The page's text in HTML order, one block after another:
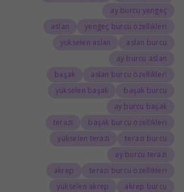
ay burcu yengeç
yengeç burcu özellikleri
aslan
aslan burcu
yükselen aslan
ay burcu aslan
aslan burcu özellikleri
başak
başak burcu
yükselen başak
ay burcu başak
başak burcu özellikleri
terazi
terazi burcu
yükselen terazi
ay burcu terazi
terazi burcu özellikleri
akrep
akrep burcu
yükselen akrep